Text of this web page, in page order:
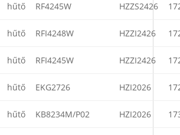
hűtő RF4245W HZZS2426
hűtő RFI4248W HZZI2426
hűtő RFI4245W HZZI2426
hűtő EKG2726 HZI2026
hűtő KB8234M/P02 HZI2026